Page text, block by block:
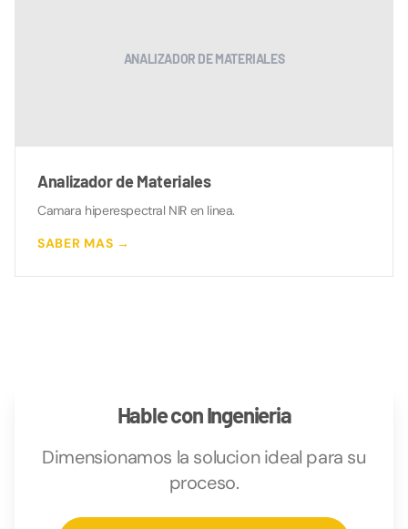
ANALIZADOR DE MATERIALES
Analizador de Materiales
Camara hiperespectral NIR en linea.
SABER MAS →
Hable con Ingenieria
Dimensionamos la solucion ideal para su
proceso.